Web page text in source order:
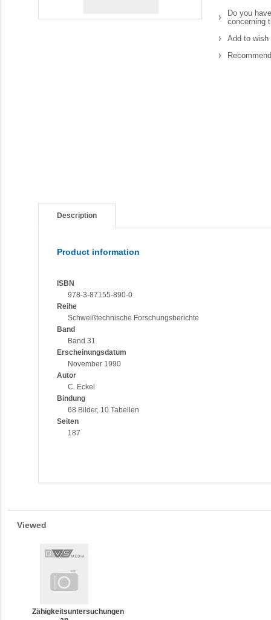
Do you
concerning
Add to wish
Description
Product information
ISBN
978-3-87155-890-0
Reihe
Schweißtechnische Forschungsberichte
Band
Band 31
Erscheinungsdatum
November 1990
Autor
C. Eckel
Bindung
68 Bilder, 10 Tabellen
Seiten
187
Viewed
Zähigkeitsuntersuchungen